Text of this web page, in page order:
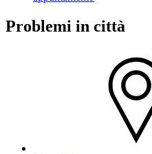
Problemi in città